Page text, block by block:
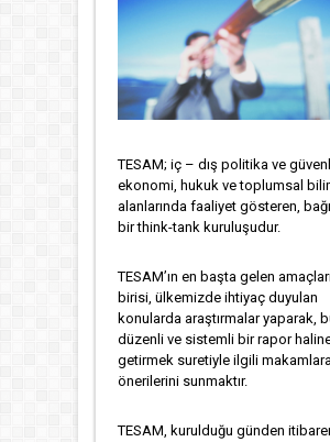
TESAM; iç – dış politika ve
ekonomi, hukuk ve toplumsal
alanlarında faaliyet gösteren,
bir think-tank kuruluşudur.
TESAM’ın en başta gelen
birisi, ülkemizde ihtiyaç duyulan
konularda araştırmalar yaparak,
düzenli ve sistemli bir rapor
getirmek suretiyle ilgili makamlara
önerilerini sunmaktır.
TESAM, kurulduğu günden